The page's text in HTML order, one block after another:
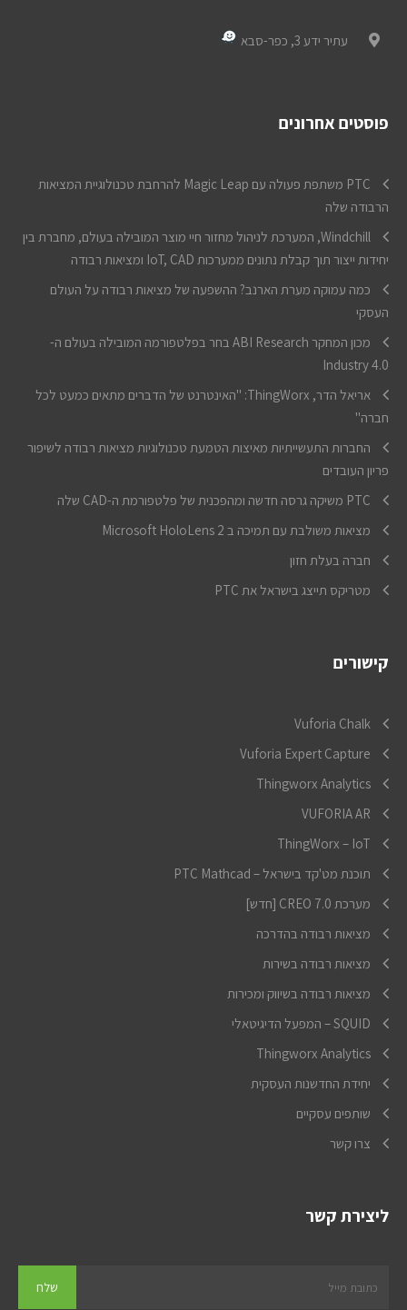
עתיר ידע 3, כפר-סבא
פוסטים אחרונים
PTC משתפת פעולה עם Magic Leap להרחבת טכנולוגיית המציאות
הרבודה שלה
Windchill, המערכת לניהול מחזור חיי מוצר המובילה בעולם, מחברת בין
יחידות ייצור תוך קבלת נתונים ממערכות IoT, CAD ומציאות רבודה
כמה עמוקה מערת הארנב? ההשפעה של מציאות רבודה על העולם
העסקי
מכון המחקר ABI Research בחר בפלטפורמה המובילה בעולם ה-
Industry 4.0
אריאל הדר, ThingWorx: "האינטרנט של הדברים מתאים כמעט לכל
חברה"
החברות התעשייתיות מאיצות הטמעת טכנולוגיות מציאות רבודה לשיפור
פריון העובדים
PTC משיקה גרסה חדשה ומהפכנית של פלטפורמת ה-CAD שלה
מציאות משולבת עם תמיכה ב Microsoft HoloLens 2
חברה בעלת חזון
מטריקס תייצג בישראל את PTC
קישורים
Vuforia Chalk
Vuforia Expert Capture
Thingworx Analytics
VUFORIA AR
ThingWorx – IoT
תוכנת מט'קד בישראל – PTC Mathcad
מערכת CREO 7.0 [חדש]
מציאות רבודה בהדרכה
מציאות רבודה בשירות
מציאות רבודה בשיווק ומכירות
SQUID – המפעל הדיגיטאלי
Thingworx Analytics
יחידת החדשנות העסקית
שותפים עסקיים
צרו קשר
ליצירת קשר